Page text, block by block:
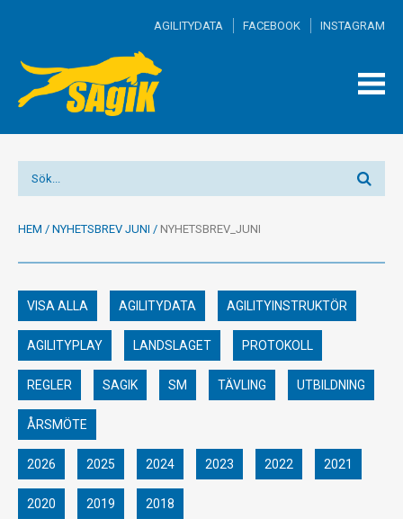
AGILITYDATA FACEBOOK INSTAGRAM
HEM / NYHETSBREV JUNI / NYHETSBREV_JUNI
VISA ALLA AGILITYDATA AGILITYINSTRUKTÖR
AGILITYPLAY LANDSLAGET PROTOKOLL
REGLER SAGIK SM TÄVLING UTBILDNING
ÅRSMÖTE
2026 2025 2024 2023 2022 2021
2020 2019 2018